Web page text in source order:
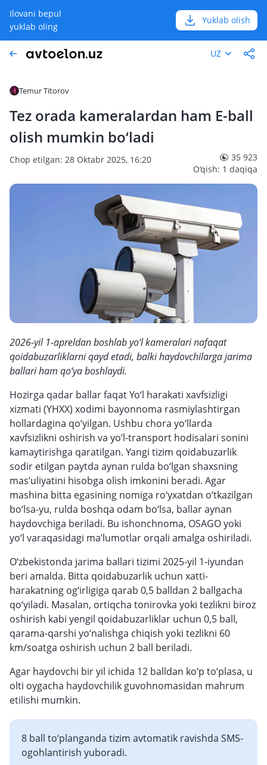
Ilovani bepul
yuklab oling
Yuklab olish
UZ
Temur Titorov
Tez orada kameralardan ham E-ball
olish mumkin bo‘ladi
Chop etilgan: 28 Oktabr 2025, 16:20
35 923
O‘qish: 1 daqiqa
2026-yil 1-apreldan boshlab yo‘l kameralari nafaqat
qoidabuzarliklarni qayd etadi, balki haydovchilarga jarima
ballari ham qo‘ya boshlaydi.
Hozirga qadar ballar faqat Yo‘l harakati xavfsizligi
xizmati (YHXX) xodimi bayonnoma rasmiylashtirgan
hollardagina qo‘yilgan. Ushbu chora yo‘llarda
xavfsizlikni oshirish va yo‘l-transport hodisalari sonini
kamaytirishga qaratilgan. Yangi tizim qoidabuzarlik
sodir etilgan paytda aynan rulda bo‘lgan shaxsning
mas’uliyatini hisobga olish imkonini beradi. Agar
mashina bitta egasining nomiga ro‘yxatdan o‘tkazilgan
bo‘lsa-yu, rulda boshqa odam bo‘lsa, ballar aynan
haydovchiga beriladi. Bu ishonchnoma, OSAGO yoki
yo‘l varaqasidagi ma’lumotlar orqali amalga oshiriladi.
O‘zbekistonda jarima ballari tizimi 2025-yil 1-iyundan
beri amalda. Bitta qoidabuzarlik uchun xatti-
harakatning og‘irligiga qarab 0,5 balldan 2 ballgacha
qo‘yiladi. Masalan, ortiqcha tonirovka yoki tezlikni biroz
oshirish kabi yengil qoidabuzarliklar uchun 0,5 ball,
qarama-qarshi yo‘nalishga chiqish yoki tezlikni 60
km/soatga oshirish uchun 2 ball beriladi.
Agar haydovchi bir yil ichida 12 balldan ko‘p to‘plasa, u
olti oygacha haydovchilik guvohnomasidan mahrum
etilishi mumkin.
8 ball to‘planganda tizim avtomatik ravishda SMS-
ogohlantirish yuboradi.